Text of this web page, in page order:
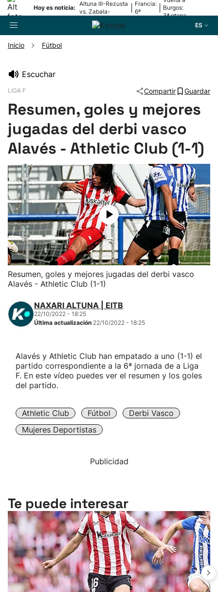
Hoy es noticia:
Altuna III-Rezusta
vs. Zabala-
Zabaleta
Francia:
6ª
Burgos:
3ª etapa
ES
Pelota
Remo
Baloncesto
Ciclismo
Herri-kirolak
Balonmano
Kirolak 360
Atletismo
Más deportes
Inicio Fútbol
Escuchar
LIGA F Compartir Guardar
Resumen, goles y mejores
jugadas del derbi vasco
Alavés - Athletic Club (1-1)
Resumen, goles y mejores jugadas del derbi vasco
Alavés - Athletic Club (1-1)
NAXARI ALTUNA | EITB
22/10/2022 - 18:25
Última actualización 22/10/2022 - 18:25
Alavés y Athletic Club han empatado a uno (1-1) el
partido correspondiente a la 6ª jornada de a Liga
F. En este vídeo puedes ver el resumen y los goles
del partido.
Athletic Club Fútbol
Derbi Vasco
Mujeres Deportistas
Publicidad
Te puede interesar